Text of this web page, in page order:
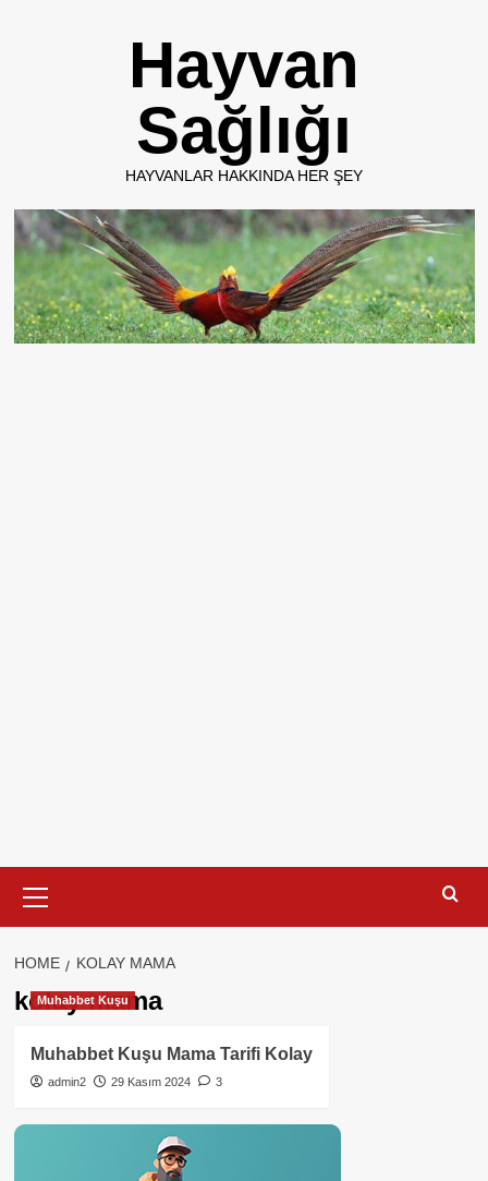
Hayvan
Sağlığı
HAYVANLAR HAKKINDA HER ŞEY
Menu
HOME KOLAY MAMA
kolay mama
Muhabbet Kuşu
Muhabbet Kuşu Mama Tarifi Kolay
admin2 29 Kasım 2024 3